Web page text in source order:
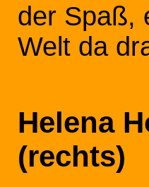
der Spaß,
Welt da
Helena
(rechts)